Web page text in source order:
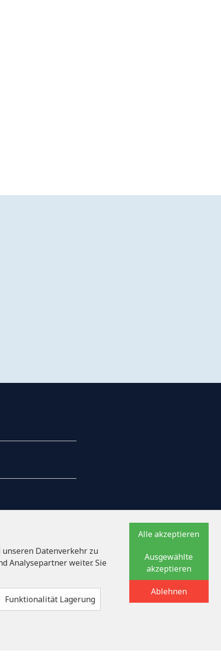
Datenverkehr zu
Analysepartner weiter. Sie
Funktionalität Lagerung
Alle akzeptieren
Ausgewählte
akzeptieren
Ablehnen